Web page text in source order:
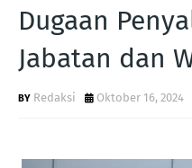
Dugaan
Jabatan dan
Redaksi Oktober 16, 2024